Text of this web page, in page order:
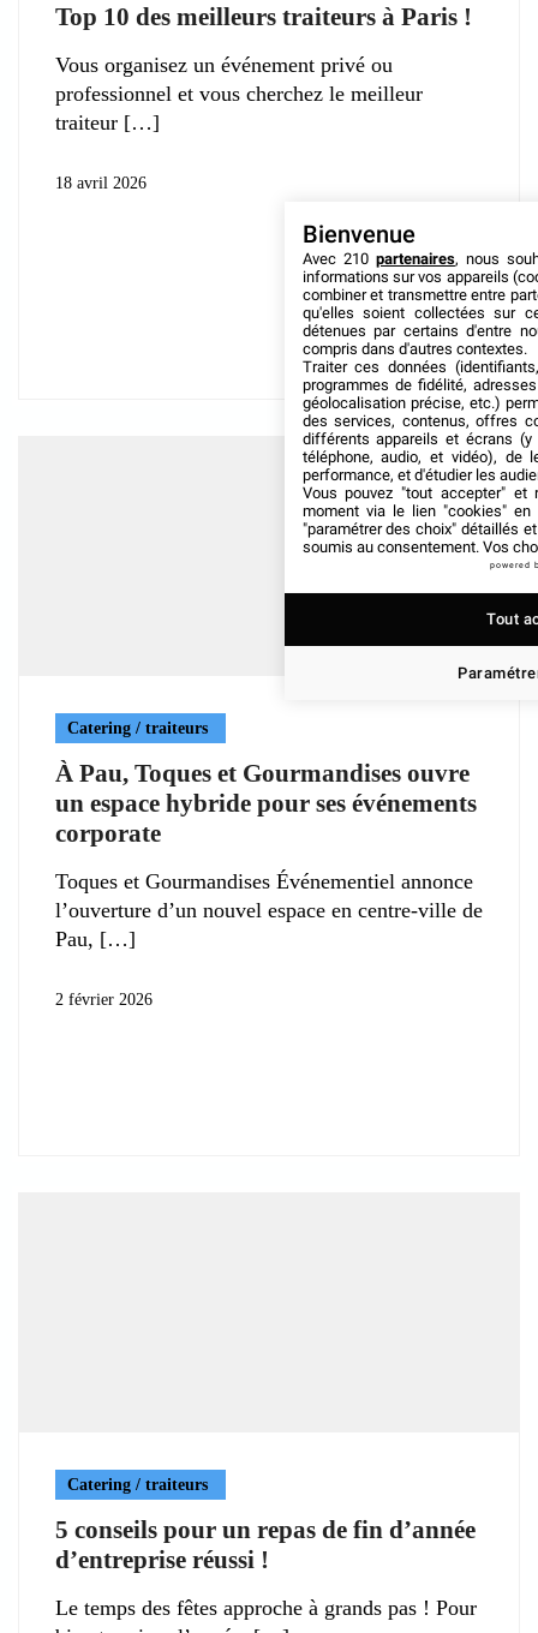
Top 10 des meilleurs traiteurs à Paris !
Vous organisez un événement privé ou
professionnel et vous cherchez le meilleur
traiteur
18 avril 2026
Catering / traiteurs
À Pau, Toques et Gourmandises ouvre
un espace hybride pour ses événements
corporate
Toques et Gourmandises Événementiel annonce
l’ouverture d’un nouvel espace en centre-ville de
Pau,
2 février 2026
Catering / traiteurs
5 conseils pour un repas de fin d’année
d’entreprise réussi !
Le temps des fêtes approche à grands pas ! Pour
Bienvenue
Avec 210 partenaires, nous
informations sur vos appareils
combiner et transmettre entre
qu'elles soient collectées sur
détenues par certains d'entre
compris dans d'autres contextes.
Traiter ces données
programmes de fidélité,
géolocalisation précise, etc.)
des services, contenus, offres
différents appareils et écrans (y
téléphone, audio, et vidéo), de
performance, et d'étudier les
Vous pouvez "tout accepter" et
moment via le lien "cookies" en
"paramétrer des choix" détaillés
soumis au consentement. Vos
powered
Tout